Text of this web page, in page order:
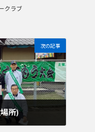
クラブ
次の記事
所)